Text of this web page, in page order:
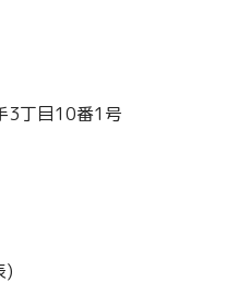
3丁目10番1号
)